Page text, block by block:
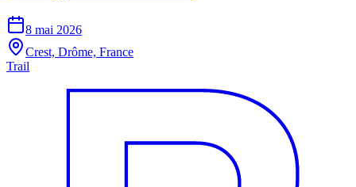
8 mai 2026
Crest, Drôme, France
Trail